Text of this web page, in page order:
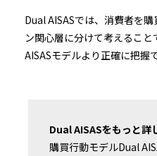
Dual AISASでは、消費者を
ン関心層に分けて考えるこ
AISASモデルより正確に把握
Dual AISASをもっと詳
購買行動モデルDual